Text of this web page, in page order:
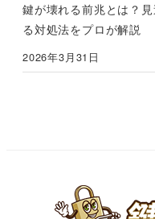
鍵が壊れる前兆とは？
る対処法をプロが解説
2026年3月31日